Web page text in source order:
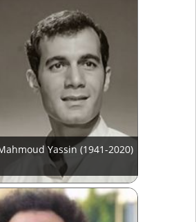
Yassin (1941-2020)